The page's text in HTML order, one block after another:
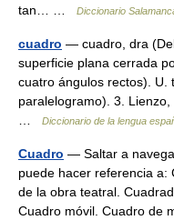
tan… …
Diccionario
cuadro — cuadro, dra
superficie plana cerrada
cuatro ángulos rectos). U.
paralelogramo). 3.
Diccionario de la lengua
Cuadro — Saltar a
puede hacer referencia a:
de la obra teatral.
Cuadro móvil. Cuadro de